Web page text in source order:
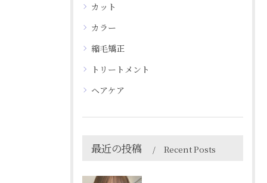
カット
カラー
縮毛矯正
トリートメント
ヘアケア
最近の投稿 Recent Posts